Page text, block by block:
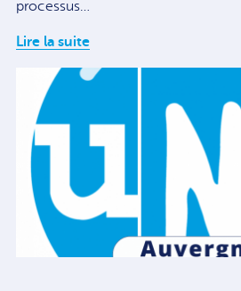
processus…
Lire la suite